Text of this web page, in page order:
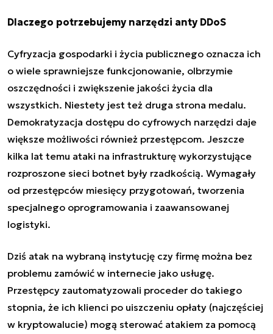
Dlaczego potrzebujemy narzędzi anty DDoS
Cyfryzacja gospodarki i życia publicznego oznacza ich
o wiele sprawniejsze funkcjonowanie, olbrzymie
oszczędności i zwiększenie jakości życia dla
wszystkich. Niestety jest też druga strona medalu.
Demokratyzacja dostępu do cyfrowych narzędzi daje
większe możliwości również przestępcom. Jeszcze
kilka lat temu ataki na infrastrukturę wykorzystujące
rozproszone sieci botnet były rzadkością. Wymagały
od przestępców miesięcy przygotowań, tworzenia
specjalnego oprogramowania i zaawansowanej
logistyki.
Dziś atak na wybraną instytucję czy firmę można bez
problemu zamówić w internecie jako usługę.
Przestępcy zautomatyzowali proceder do takiego
stopnia, że ich klienci po uiszczeniu opłaty (najczęściej
w kryptowalucie) mogą sterować atakiem za pomocą